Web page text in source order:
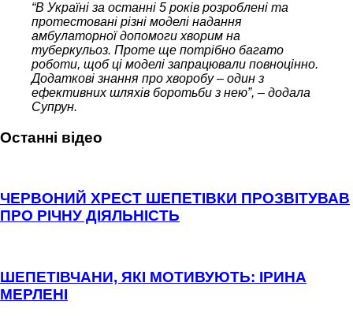
“В Україні за останні 5 років розроблені та
протестовані різні моделі надання
амбулаторної допомоги хворим на
туберкульоз. Проте ще потрібно багато
роботи, щоб ці моделі запрацювали повноцінно.
Додаткові знання про хворобу – один з
ефективних шляхів боротьби з нею”, – додала
Супрун.
Останні відео
ЧЕРВОНИЙ ХРЕСТ ШЕПЕТІВКИ ПРОЗВІТУВАВ
ПРО РІЧНУ ДІЯЛЬНІСТЬ
ШЕПЕТІВЧАНИ, ЯКІ МОТИВУЮТЬ: ІРИНА
МЕРЛЕНІ